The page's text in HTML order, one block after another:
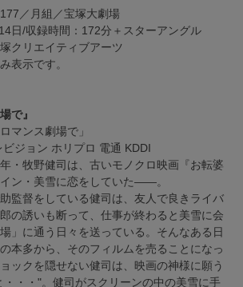
／月組／宝塚大劇場
日/収録時間：172分＋スターアングル
クリエイティブアーツ
表示です。
で』
マンス劇場で」
ビジョン ホリプロ 電通 KDDI
・牧野健司は、古いモノクロ映画『お転婆
ン・美雪に恋をしていた――。
助監督をしている健司は、友人で良きライバ
の誘いも断って、仕事が終わると美雪に会
」に通う日々を送っている。そんなある日
本多から、そのフィルムを売ることになっ
ックを隠せない健司は、映画の神様に願う
・・"。健司がスクリーンの中の美雪に手